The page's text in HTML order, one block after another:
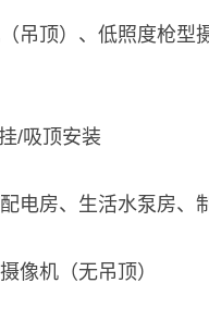
吊顶）、低照度枪型
/吸顶安装
电房、生活水泵房、
像机（无吊顶）